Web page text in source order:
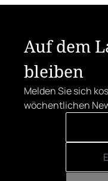
Auf dem
bleiben
Melden Sie sich
wöchentlichen